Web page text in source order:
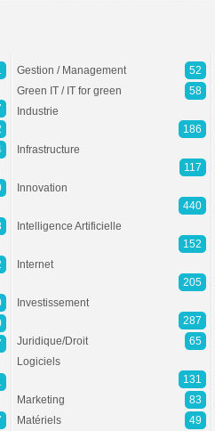
Gestion / Management
52
Green IT / IT for green
58
Industrie
186
Infrastructure
117
Innovation
440
Intelligence Artificielle
152
Internet
205
Investissement
287
Juridique/Droit
65
Logiciels
131
Marketing
83
Matériels
49